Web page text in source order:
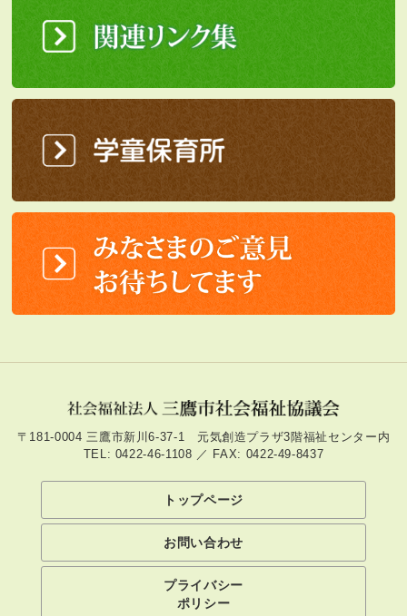
〒181-0004 三鷹市新川6-37-1 元気創造プラザ3階福祉センター内
TEL: 0422-46-1108 ／ FAX: 0422-49-8437
トップページ
お問い合わせ
プライバシー
ポリシー